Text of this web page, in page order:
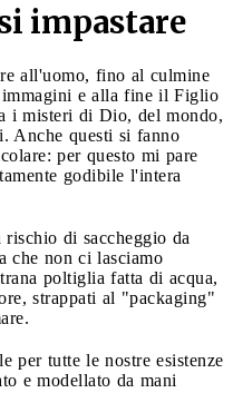
impastare
all'uomo, fino al culmine
e alla fine il Figlio
i misteri di Dio, del mondo,
Anche questi si fanno
per questo mi pare
godibile l'intera
di saccheggio da
che non ci lasciamo
poltiglia fatta di acqua,
strappati al "packaging"
per tutte le nostre esistenze
e modellato da mani